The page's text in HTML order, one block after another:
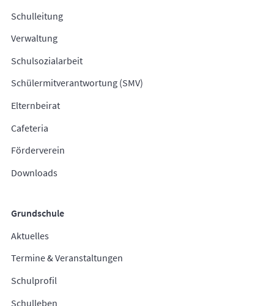
Schulleitung
Verwaltung
Schulsozialarbeit
Schülermitverantwortung (SMV)
Elternbeirat
Cafeteria
Förderverein
Downloads
Grundschule
Aktuelles
Termine & Veranstaltungen
Schulprofil
Schulleben